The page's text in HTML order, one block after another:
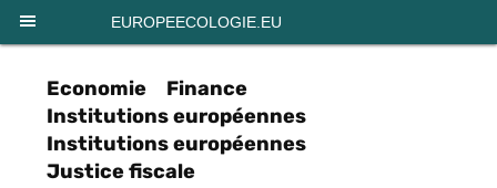
EUROPEECOLOGIE.EU
Economie
Finance
Institutions européennes
Institutions européennes
Justice fiscale